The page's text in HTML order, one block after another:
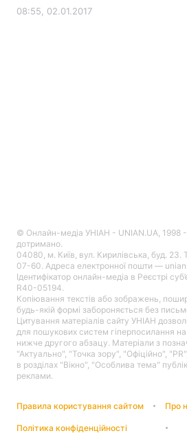
08:55, 02.01.2017
© Онлайн-медіа УНІАН - UNIAN.UA, 1998 -
дотримано.
04080, м. Київ, вул. Кирилівська, буд.
07-60. Адреса електронної пошти —
Ідентифікатор онлайн-медіа в Реєстрі
R40-05194.
Копіювання текстів або зображень,
будь-якій формі забороняється без
Цитування матеріалів сайту УНІАН
для пошукових систем гіперпосилання
нижче другого абзацу. Матеріали з
"Актуально", "Точка зору", "Офіційно",
в розділах "Вікно", "Особлива тема"
реклами.
Правила користування сайтом Про
Політика конфіденційності